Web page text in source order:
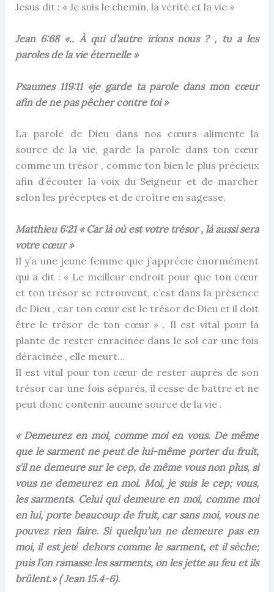
Jesus dit : « Je suis le chemin, la vérité et la vie »
Jean 6:68 «.. À qui d’autre irions nous ? , tu a les
paroles de la vie éternelle »
Psaumes 119:11 «je garde ta parole dans mon cœur
afin de ne pas pêcher contre toi »
La parole de Dieu dans nos cœurs alimente la
source de la vie, garde la parole dans ton cœur
comme un trésor , comme ton bien le plus précieux
afin d’écouter la voix du Seigneur et de marcher
selon les préceptes et de croître en sagesse.
Matthieu 6:21 « Car là où est votre trésor , là aussi sera
votre cœur »
Il y’a une jeune femme que j’apprécie énormément
qui a dit : « Le meilleur endroit pour que ton cœur
et ton trésor se retrouvent, c’est dans la présence
de Dieu , car ton cœur est le trésor de Dieu et il doit
être le trésor de ton cœur » . Il est vital pour la
plante de rester enracinée dans le sol car une fois
déracinée , elle meurt…
Il est vital pour ton cœur de rester auprès de son
trésor car une fois séparés, il cesse de battre et ne
peut donc contenir aucune source de la vie .
« Demeurez en moi, comme moi en vous. De même
que le sarment ne peut de lui-même porter du fruit,
s’il ne demeure sur le cep, de même vous non plus, si
vous ne demeurez en moi. Moi, je suis le cep; vous,
les sarments. Celui qui demeure en moi, comme moi
en lui, porte beaucoup de fruit, car sans moi, vous ne
pouvez rien faire. Si quelqu’un ne demeure pas en
moi, il est jeté́ dehors comme le sarment, et il sèche;
puis l’on ramasse les sarments, on les jette au feu et ils
brûlent.» ( Jean 15.4-6).